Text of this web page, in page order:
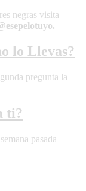
negras visita
lo Llevas?
pregunta la
ti?
pasada